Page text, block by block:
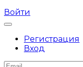
Войти
Регистрация
Вход